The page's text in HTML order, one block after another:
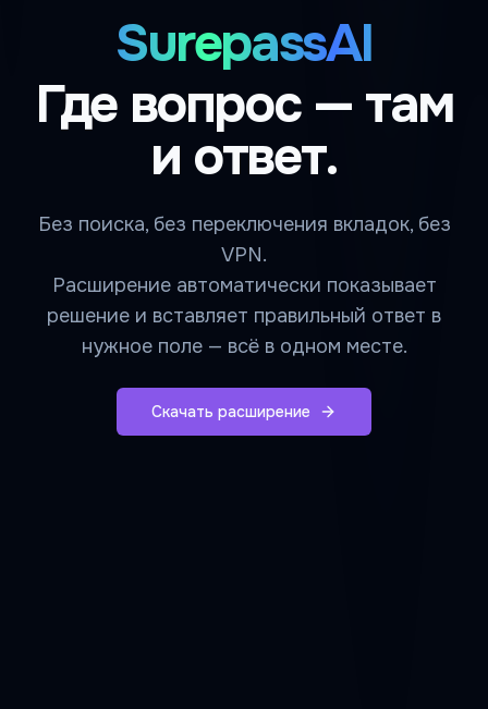
SurepassAI
Где вопрос — там
и ответ.
Без поиска, без переключения вкладок, без
VPN.
Расширение автоматически показывает
решение и вставляет правильный ответ в
нужное поле — всё в одном месте.
Скачать расширение